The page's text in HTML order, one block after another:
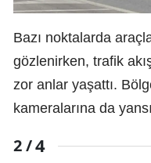
Bazı noktalarda
gözlenirken, trafik
zor anlar yaşattı.
kameralarına da
2 /4